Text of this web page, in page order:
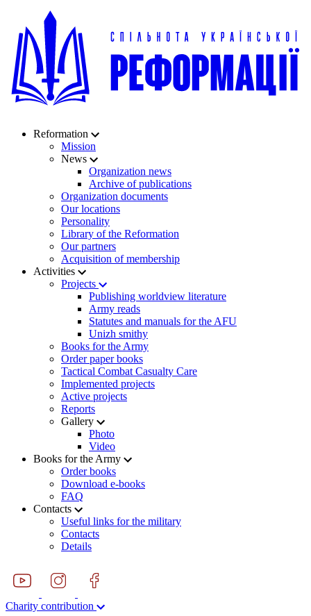
Reformation
Mission
News
Organization news
Archive of publications
Organization documents
Our locations
Personality
Library of the Reformation
Our partners
Acquisition of membership
Activities
Projects
Publishing worldview literature
Army reads
Statutes and manuals for the AFU
Unizh smithy
Books for the Army
Order paper books
Tactical Combat Casualty Care
Implemented projects
Active projects
Reports
Gallery
Photo
Video
Books for the Army
Order books
Download e-books
FAQ
Contacts
Useful links for the military
Contacts
Details
Charity contribution